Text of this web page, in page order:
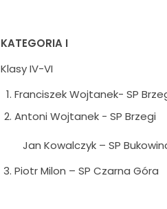
KATEGORIA I
Klasy IV-VI
Franciszek Wojtanek- SP
Antoni Wojtanek - SP Brzegi
Jan Kowalczyk – SP
Piotr Milon – SP Czarna Góra